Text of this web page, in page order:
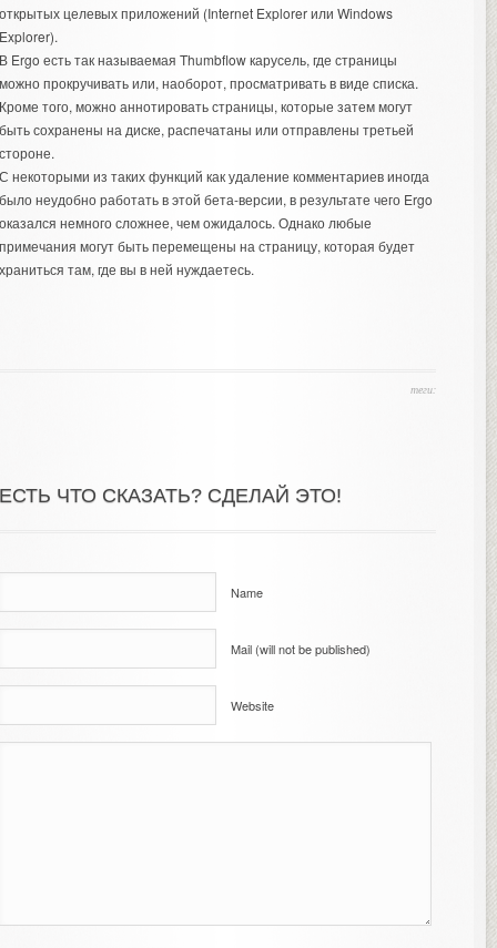
целевых приложений (Internet Explorer или Windows
Ergo есть так называемая Thumbflow карусель, где страницы
прокручивать или, наоборот, просматривать в виде списка.
того, можно аннотировать страницы, которые затем могут
сохранены на диске, распечатаны или отправлены третьей
некоторыми из таких функций как удаление комментариев иногда
неудобно работать в этой бета-версии, в результате чего Ergo
немного сложнее, чем ожидалось. Однако любые
могут быть перемещены на страницу, которая будет
там, где вы в ней нуждаетесь.
теги:
ЧТО СКАЗАТЬ? СДЕЛАЙ ЭТО!
Name
Mail (will not be published)
Website